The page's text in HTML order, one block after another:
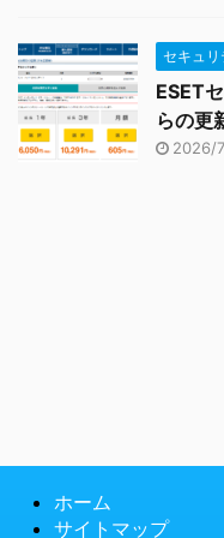
セキュリ
ESET
らの更
2026/
ホーム
サイトマップ